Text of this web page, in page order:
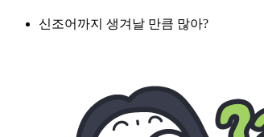
신조어까지 생겨날 만큼 많아?